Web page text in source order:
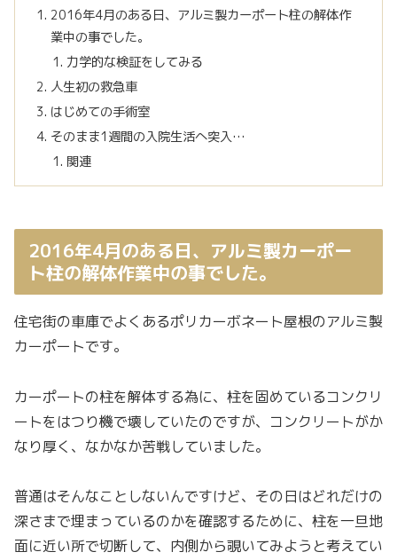
2016年4月のある日、アルミ製カーポート柱の解体作
業中の事でした。
力学的な検証をしてみる
人生初の救急車
はじめての手術室
そのまま1週間の入院生活へ突入…
関連
2016年4月のある日、アルミ製カーポー
ト柱の解体作業中の事でした。
住宅街の車庫でよくあるポリカーボネート屋根のアルミ製
カーポートです。
カーポートの柱を解体する為に、柱を固めているコンクリ
ートをはつり機で壊していたのですが、コンクリートがか
なり厚く、なかなか苦戦していました。
普通はそんなことしないんですけど、その日はどれだけの
深さまで埋まっているのかを確認するために、柱を一旦地
面に近い所で切断して、内側から覗いてみようと考えてい